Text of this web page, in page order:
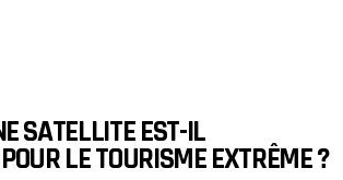
SATELLITE EST-IL
LE TOURISME EXTRÊME ?